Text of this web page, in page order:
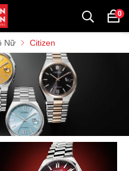
0
Nữ Citizen